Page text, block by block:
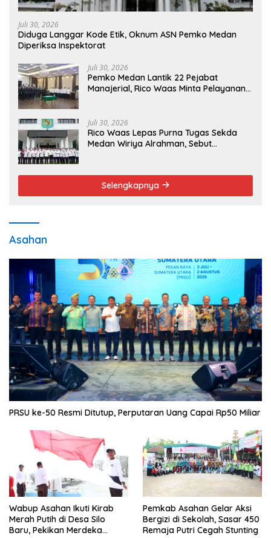
Juli 30, 2026
Diduga Langgar Kode Etik, Oknum ASN Pemko Medan
Diperiksa Inspektorat
Juli 30, 2026
Pemko Medan Lantik 22 Pejabat
Manajerial, Rico Waas Minta Pelayanan
Juli 30, 2026
Rico Waas Lepas Purna Tugas Sekda
Medan Wiriya Alrahman, Sebut
Selengkapnya
Asahan
PRSU ke-50 Resmi Ditutup, Perputaran Uang Capai Rp50 Miliar
Wabup Asahan Ikuti Kirab
Merah Putih di Desa Silo
Baru, Pekikan Merdeka
Pemkab Asahan Gelar Aksi
Bergizi di Sekolah, Sasar 450
Remaja Putri Cegah Stunting